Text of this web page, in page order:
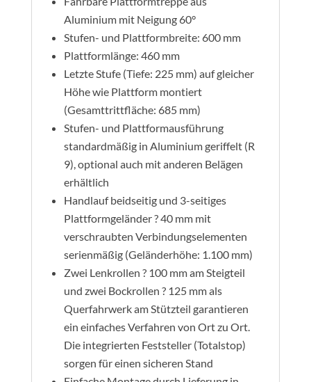
Aluminium mit Neigung 60°
Stufen- und Plattformbreite: 600 mm
Plattformlänge: 460 mm
Letzte Stufe (Tiefe: 225 mm) auf gleicher
Höhe wie Plattform montiert
(Gesamttrittfläche: 685 mm)
Stufen- und Plattformausführung
standardmäßig in Aluminium geriffelt (R
9), optional auch mit anderen Belägen
erhältlich
Handlauf beidseitig und 3-seitiges
Plattformgeländer ? 40 mm mit
verschraubten Verbindungselementen
serienmäßig (Geländerhöhe: 1.100 mm)
Zwei Lenkrollen ? 100 mm am Steigteil
und zwei Bockrollen ? 125 mm als
Querfahrwerk am Stützteil garantieren
ein einfaches Verfahren von Ort zu Ort.
Die integrierten Feststeller (Totalstop)
sorgen für einen sicheren Stand